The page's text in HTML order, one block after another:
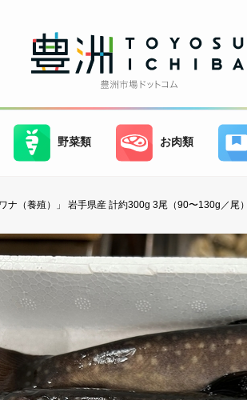
野菜類 お肉類
ワナ（養殖）」 岩手県産 計約300g 3尾（90〜130g／尾